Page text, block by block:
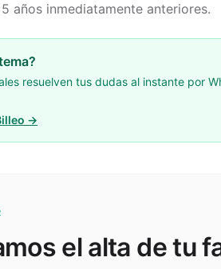
años inmediatamente anteriores.
resuelven tus dudas al instante por
→
el alta de tu